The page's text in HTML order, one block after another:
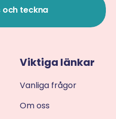
och teckna
Viktiga länkar
Vanliga frågor
Om oss